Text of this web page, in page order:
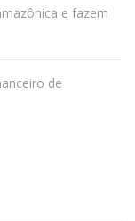
e fazem
de